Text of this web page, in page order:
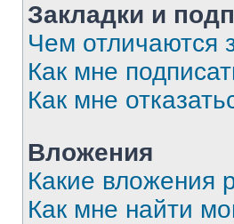
Закладки и
Чем отличаются
Как мне
Как мне
Вложения
Какие вложения
Как мне найти